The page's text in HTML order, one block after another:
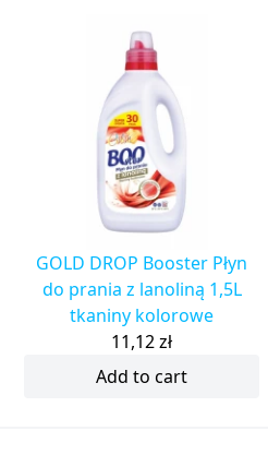
GOLD DROP Booster Płyn
do prania z lanoliną 1,5L
tkaniny kolorowe
11,12zł
Add to cart